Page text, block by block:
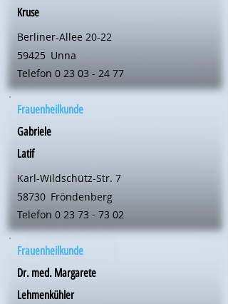
Kruse
Berliner-Allee 20-22
59425 Unna
Telefon 0 23 03 - 24 77
Frauenheilkunde
Gabriele
Latif
Karl-Wildschütz-Str. 7
58730 Fröndenberg
Telefon 0 23 73 - 73 02
Frauenheilkunde
Dr. med. Margarete
Lehmenkühler